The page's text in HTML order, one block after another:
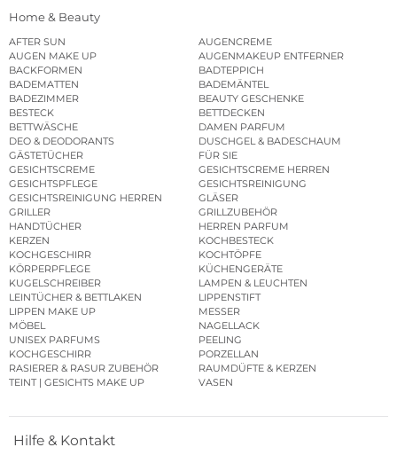
Home & Beauty
AFTER SUN
AUGENCREME
AUGEN MAKE UP
AUGENMAKEUP ENTFERNER
BACKFORMEN
BADTEPPICH
BADEMATTEN
BADEMÄNTEL
BADEZIMMER
BEAUTY GESCHENKE
BESTECK
BETTDECKEN
BETTWÄSCHE
DAMEN PARFUM
DEO & DEODORANTS
DUSCHGEL & BADESCHAUM
GÄSTETÜCHER
FÜR SIE
GESICHTSCREME
GESICHTSCREME HERREN
GESICHTSPFLEGE
GESICHTSREINIGUNG
GESICHTSREINIGUNG HERREN
GLÄSER
GRILLER
GRILLZUBEHÖR
HANDTÜCHER
HERREN PARFUM
KERZEN
KOCHBESTECK
KOCHGESCHIRR
KOCHTÖPFE
KÖRPERPFLEGE
KÜCHENGERÄTE
KUGELSCHREIBER
LAMPEN & LEUCHTEN
LEINTÜCHER & BETTLAKEN
LIPPENSTIFT
LIPPEN MAKE UP
MESSER
MÖBEL
NAGELLACK
UNISEX PARFUMS
PEELING
KOCHGESCHIRR
PORZELLAN
RASIERER & RASUR ZUBEHÖR
RAUMDÜFTE & KERZEN
TEINT | GESICHTS MAKE UP
VASEN
Hilfe & Kontakt